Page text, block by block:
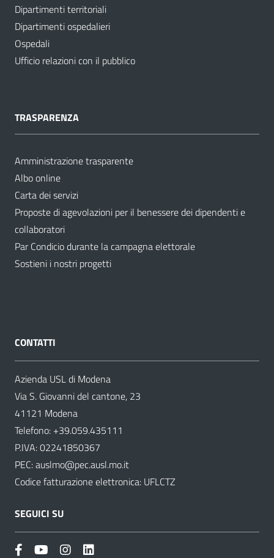
Dipartimenti territoriali
Dipartimenti ospedalieri
Ospedali
Ufficio relazioni con il pubblico
TRASPARENZA
Amministrazione trasparente
Albo online
Carta dei servizi
Proposte di agevolazioni per il benessere dei dipendenti e
collaboratori
Par Condicio durante la campagna elettorale
Sostieni i nostri progetti
CONTATTI
Azienda USL di Modena
Via S. Giovanni del cantone, 23
41121 Modena
Telefono: +39.059.435111
P.IVA: 02241850367
PEC:auslmo@pec.ausl.mo.it
Codice fatturazione elettronica: UFLCTZ
SEGUICI SU